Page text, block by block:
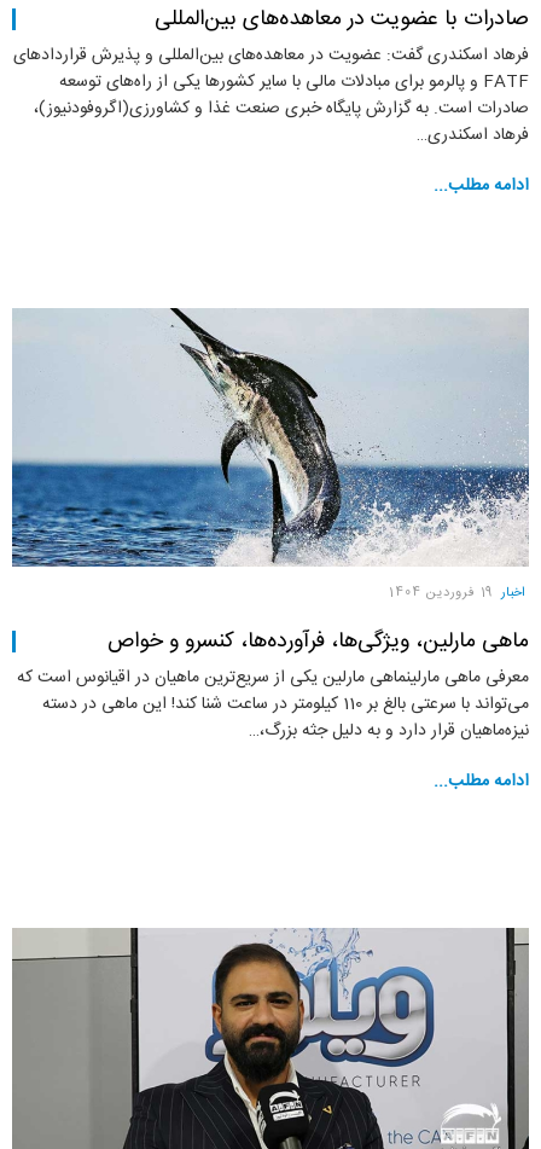
صادرات با عضویت در معاهده‌های بین‌المللی
فرهاد اسکندری گفت: عضویت در معاهده‌های بین‌المللی و پذیرش قراردادهای
FATF و پالرمو برای مبادلات مالی با سایر کشورها یکی از راه‌های توسعه
صادرات است. به گزارش پایگاه خبری صنعت غذا و کشاورزی(اگروفودنیوز)،
فرهاد اسکندری…
ادامه مطلب...
اخبار 19 فروردين 1404
ماهی مارلین، ویژگی‌ها، فرآورده‌ها، کنسرو و خواص
معرفی ماهی مارلینماهی مارلین یکی از سریع‌ترین ماهیان در اقیانوس است که
می‌تواند با سرعتی بالغ بر 110 کیلومتر در ساعت شنا کند! این ماهی در دسته
نیزه‌ماهیان قرار دارد و به دلیل جثه بزرگ،…
ادامه مطلب...